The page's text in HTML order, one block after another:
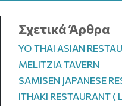
Σχετικά Άρθρα
YO THAI ASIAN
MELITZIA TAVERN
SAMISEN JAPANESE
ITHAKI RESTAURANT (